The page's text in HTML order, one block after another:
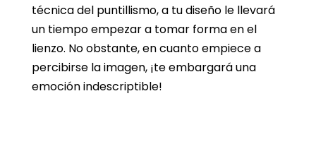
técnica del puntillismo, a tu diseño le llevará
un tiempo empezar a tomar forma en el
lienzo. No obstante, en cuanto empiece a
percibirse la imagen, ¡te embargará una
emoción indescriptible!